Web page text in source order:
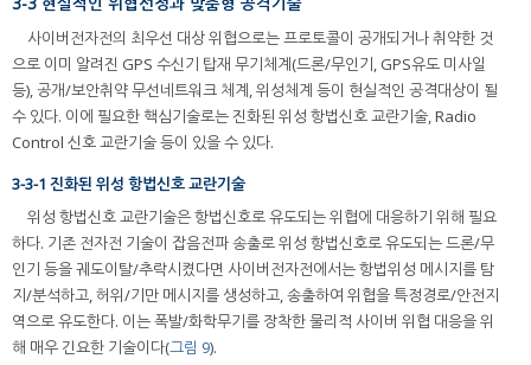
사이버전자전의 최우선 대상 위협으로는 프로토콜이 공개되거나 취약한 것
으로 이미 알려진 GPS 수신기 탑재 무기체계(드론/무인기, GPS유도 미사일
등), 공개/보안취약 무선네트워크 체계, 위성체계 등이 현실적인 공격대상이 될
수 있다. 이에 필요한 핵심기술로는 진화된 위성 항법신호 교란기술, Radio
Control 신호 교란기술 등이 있을 수 있다.
3-3-1 진화된 위성 항법신호 교란기술
위성 항법신호 교란기술은 항법신호로 유도되는 위협에 대응하기 위해 필요
하다. 기존 전자전 기술이 잡음전파 송출로 위성 항법신호로 유도되는 드론/무
인기 등을 궤도이탈/추락시켰다면 사이버전자전에서는 항법위성 메시지를 탐
지/분석하고, 허위/기만 메시지를 생성하고, 송출하여 위협을 특정경로/안전지
역으로 유도한다. 이는 폭발/화학무기를 장착한 물리적 사이버 위협 대응을 위
해 매우 긴요한 기술이다(그림 9).